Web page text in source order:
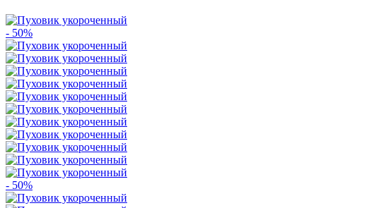
- 50%
- 50%